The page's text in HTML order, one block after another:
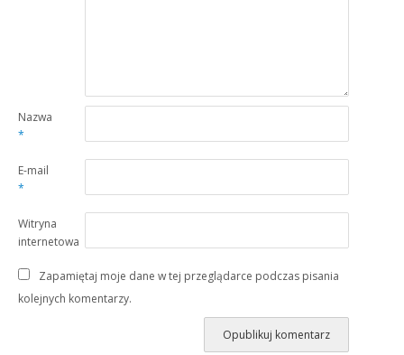
Nazwa
*
E-mail
*
Witryna
internetowa
Zapamiętaj moje dane w tej przeglądarce podczas pisania
kolejnych komentarzy.